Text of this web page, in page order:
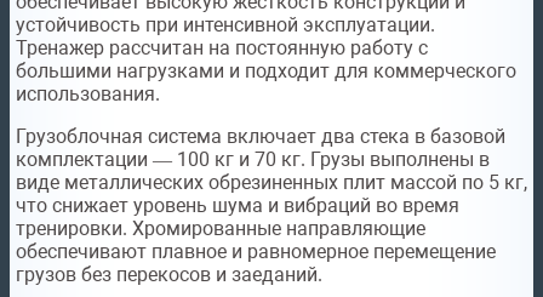
устойчивость при интенсивной эксплуатации.
Тренажер рассчитан на постоянную работу с
большими нагрузками и подходит для коммерческого
использования.
Грузоблочная система включает два стека в базовой
комплектации — 100 кг и 70 кг. Грузы выполнены в
виде металлических обрезиненных плит массой по 5 кг,
что снижает уровень шума и вибраций во время
тренировки. Хромированные направляющие
обеспечивают плавное и равномерное перемещение
грузов без перекосов и заеданий.